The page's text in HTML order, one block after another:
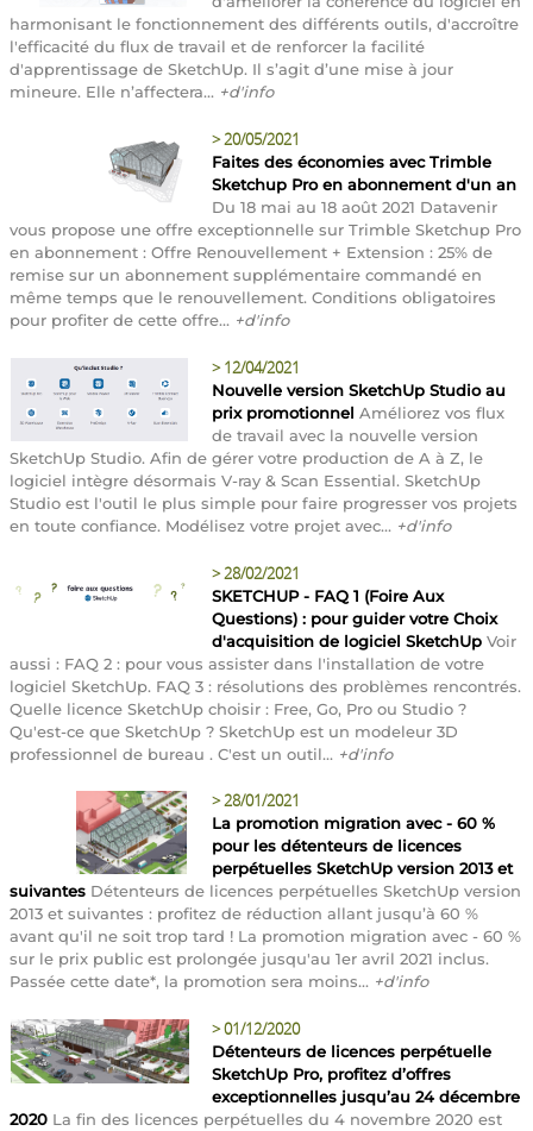
harmonisant le fonctionnement des différents outils, d'accroître
l'efficacité du flux de travail et de renforcer la facilité
d'apprentissage de SketchUp. Il s’agit d’une mise à jour
mineure. Elle n’affectera... +d'info
>20/05/2021
Faites des économies avec Trimble
Sketchup Pro en abonnement d'un an
Du 18 mai au 18 août 2021 Datavenir
vous propose une offre exceptionnelle sur Trimble Sketchup Pro
en abonnement : Offre Renouvellement + Extension : 25% de
remise sur un abonnement supplémentaire commandé en
même temps que le renouvellement. Conditions obligatoires
pour profiter de cette offre... +d'info
> 12/04/2021
Nouvelle version SketchUp Studio au
prix promotionnel Améliorez vos flux
de travail avec la nouvelle version
SketchUp Studio. Afin de gérer votre production de A à Z, le
logiciel intègre désormais V-ray & Scan Essential. SketchUp
Studio est l'outil le plus simple pour faire progresser vos projets
en toute confiance. Modélisez votre projet avec... +d'info
>28/02/2021
SKETCHUP - FAQ 1 (Foire Aux
Questions) : pour guider votre Choix
d'acquisition de logiciel SketchUp Voir
aussi : FAQ 2 : pour vous assister dans l'installation de votre
logiciel SketchUp. FAQ 3 : résolutions des problèmes rencontrés.
Quelle licence SketchUp choisir : Free, Go, Pro ou Studio ?
Qu'est-ce que SketchUp ? SketchUp est un modeleur 3D
professionnel de bureau . C'est un outil... +d'info
>28/01/2021
La promotion migration avec - 60 %
pour les détenteurs de licences
perpétuelles SketchUp version 2013 et
suivantes Détenteurs de licences perpétuelles SketchUp version
2013 et suivantes : profitez de réduction allant jusqu’à 60 %
avant qu'il ne soit trop tard ! La promotion migration avec - 60 %
sur le prix public est prolongée jusqu'au 1er avril 2021 inclus.
Passée cette date*, la promotion sera moins... +d'info
>01/12/2020
Détenteurs de licences perpétuelle
SketchUp Pro, profitez d’offres
exceptionnelles jusqu’au 24 décembre
2020 La fin des licences perpétuelles du 4 novembre 2020 est